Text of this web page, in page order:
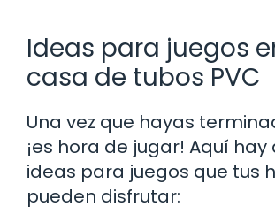
Ideas para juegos
casa de tubos PVC
Una vez que hayas
¡es hora de jugar! Aquí
ideas para juegos que tus
pueden disfrutar: